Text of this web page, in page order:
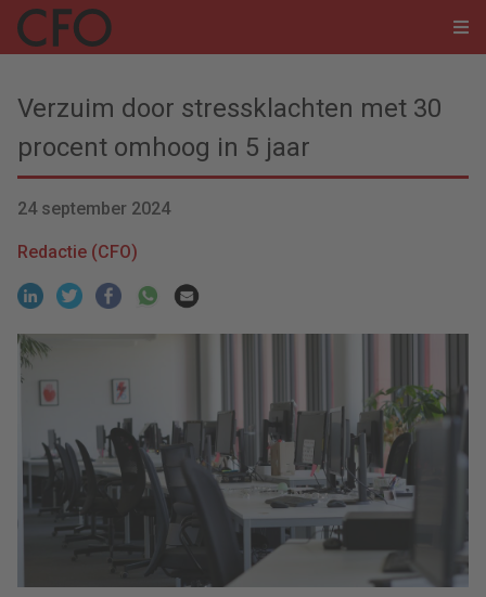
Verzuim door stressklachten met 30
procent omhoog in 5 jaar
24 september 2024
Redactie (CFO)